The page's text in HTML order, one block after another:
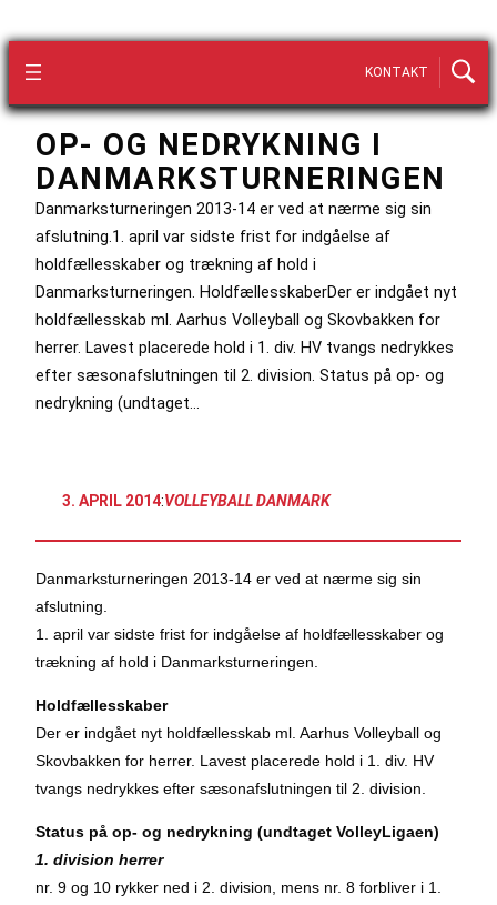
KONTAKT
OP- OG NEDRYKNING I
DANMARKSTURNERINGEN
Danmarksturneringen 2013-14 er ved at nærme sig sin
afslutning.1. april var sidste frist for indgåelse af
holdfællesskaber og trækning af hold i
Danmarksturneringen. HoldfællesskaberDer er indgået nyt
holdfællesskab ml. Aarhus Volleyball og Skovbakken for
herrer. Lavest placerede hold i 1. div. HV tvangs nedrykkes
efter sæsonafslutningen til 2. division. Status på op- og
nedrykning (undtaget…
3. APRIL 2014:VOLLEYBALL DANMARK
Danmarksturneringen 2013-14 er ved at nærme sig sin
afslutning.
1. april var sidste frist for indgåelse af holdfællesskaber og
trækning af hold i Danmarksturneringen.
Holdfællesskaber
Der er indgået nyt holdfællesskab ml. Aarhus Volleyball og
Skovbakken for herrer. Lavest placerede hold i 1. div. HV
tvangs nedrykkes efter sæsonafslutningen til 2. division.
Status på op- og nedrykning (undtaget VolleyLigaen)
1. division herrer
nr. 9 og 10 rykker ned i 2. division, mens nr. 8 forbliver i 1.